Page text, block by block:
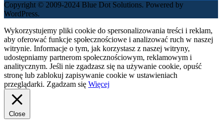
Copyright © 2009-2024 Blue Dot Solutions. Powered by
WordPress.
Wykorzystujemy pliki cookie do spersonalizowania treści i reklam,
aby oferować funkcje społecznościowe i analizować ruch w naszej
witrynie. Informacje o tym, jak korzystasz z naszej witryny,
udostępniamy partnerom społecznościowym, reklamowym i
analitycznym. Jeśli nie zgadzasz się na używanie cookie, opuść
stronę lub zablokuj zapisywanie cookie w ustawieniach
przeglądarki. Zgadzam się Więcej
Close